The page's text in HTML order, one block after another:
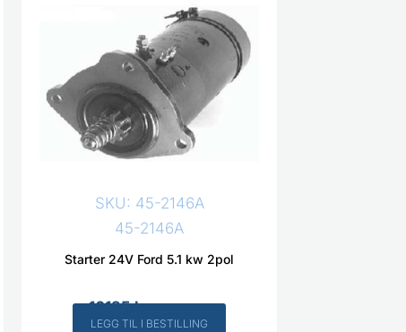
SKU: 45-2146A
45-2146A
Starter 24V Ford 5.1 kw 2pol
16125kr Inkl. MVA
LEGG TIL I BESTILLING